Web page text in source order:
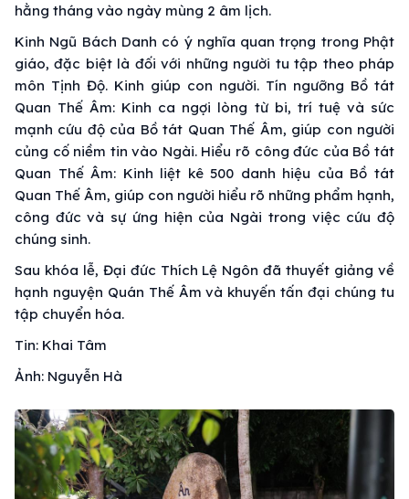
hằng tháng vào ngày mùng 2 âm lịch.
Kinh Ngũ Bách Danh có ý nghĩa quan trọng trong Phật
giáo, đặc biệt là đối với những người tu tập theo pháp
môn Tịnh Độ. Kinh giúp con người. Tín ngưỡng Bồ tát
Quan Thế Âm: Kinh ca ngợi lòng từ bi, trí tuệ và sức
mạnh cứu độ của Bồ tát Quan Thế Âm, giúp con người
củng cố niềm tin vào Ngài. Hiểu rõ công đức của Bồ tát
Quan Thế Âm: Kinh liệt kê 500 danh hiệu của Bồ tát
Quan Thế Âm, giúp con người hiểu rõ những phẩm hạnh,
công đức và sự ứng hiện của Ngài trong việc cứu độ
chúng sinh.
Sau khóa lễ, Đại đức Thích Lệ Ngôn đã thuyết giảng về
hạnh nguyện Quán Thế Âm và khuyến tấn đại chúng tu
tập chuyển hóa.
Tin: Khai Tâm
Ảnh: Nguyễn Hà